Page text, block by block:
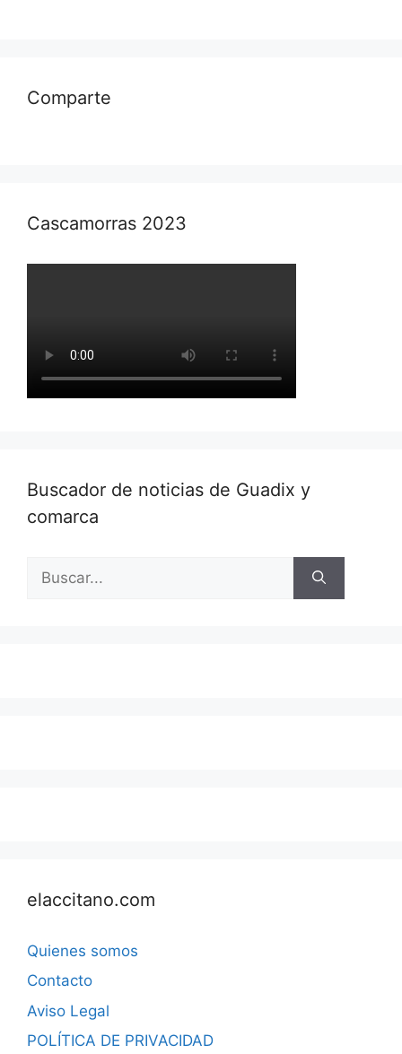
Comparte
Cascamorras 2023
Buscador de noticias de Guadix y
comarca
elaccitano.com
Quienes somos
Contacto
Aviso Legal
POLÍTICA DE PRIVACIDAD